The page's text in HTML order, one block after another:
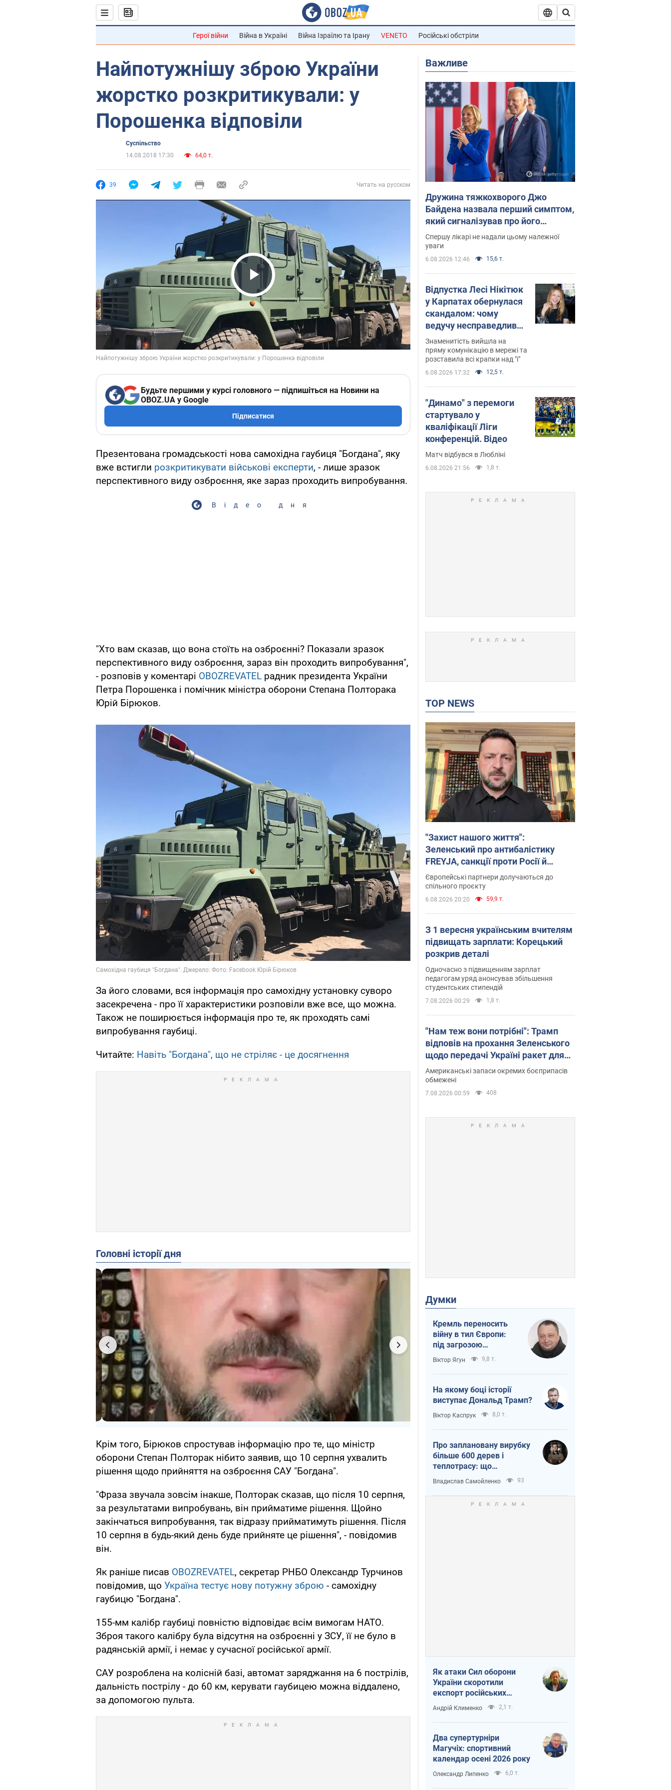
Герої війни Війна в Україні Війна Ізраїлю та Ірану VENETO Російські обстріли
Найпотужнішу зброю України
жорстко розкритикували: у
Порошенка відповіли
Суспільство
14.08.2018 17:30
64,0 т.
39 Читать на русском
Play Video
Будьте першими у курсі головного — підпишіться на Новини на
OBOZ.UA у Google
Підписатися
Презентована громадськості нова самохідна гаубиця "Богдана", яку
вже встигли розкритикувати військові експерти, - лише зразок
перспективного виду озброєння, яке зараз проходить випробування.
Відео дня
"Хто вам сказав, що вона стоїть на озброєнні? Показали зразок
перспективного виду озброєння, зараз він проходить випробування",
- розповів у коментарі OBOZREVATEL радник президента України
Петра Порошенка і помічник міністра оборони Степана Полторака
Юрій Бірюков.
За його словами, вся інформація про самохідну установку суворо
засекречена - про її характеристики розповіли вже все, що можна.
Також не поширюється інформація про те, як проходять самі
випробування гаубиці.
Читайте: Навіть "Богдана", що не стріляє - це досягнення
Головні історії дня
Крім того, Бірюков спростував інформацію про те, що міністр
оборони Степан Полторак нібито заявив, що 10 серпня ухвалить
рішення щодо прийняття на озброєння САУ "Богдана".
"Фраза звучала зовсім інакше, Полторак сказав, що після 10 серпня,
за результатами випробувань, він прийматиме рішення. Щойно
закінчаться випробування, так відразу прийматимуть рішення. Після
10 серпня в будь-який день буде прийняте це рішення", - повідомив
він.
Як раніше писав OBOZREVATEL, секретар РНБО Олександр Турчинов
повідомив, що Україна тестує нову потужну зброю - самохідну
гаубицю "Богдана".
155-мм калібр гаубиці повністю відповідає всім вимогам НАТО.
Зброя такого калібру була відсутня на озброєнні у ЗСУ, її не було в
радянській армії, і немає у сучасної російської армії.
САУ розроблена на колісній базі, автомат заряджання на 6 пострілів,
дальність пострілу - до 60 км, керувати гаубицею можна віддалено,
за допомогою пульта.
Важливе
Дружина тяжкохворого Джо
Байдена назвала перший симптом,
який сигналізував про його
"агресивний" рак
Спершу лікарі не надали цьому належної
уваги
6.08.2026 12:46 15,6 т.
Відпустка Лесі Нікітюк
у Карпатах обернулася
скандалом: чому
ведучу несправедливо
захейтили
Знаменитість вийшла на
пряму комунікацію в мережі та
розставила всі крапки над "і"
6.08.2026 17:32 12,5 т.
"Динамо" з перемоги
стартувало у
кваліфікації Ліги
конференцій. Відео
Матч відбувся в Любліні
6.08.2026 21:56 1,8 т.
TOP NEWS
"Захист нашого життя":
Зеленський про антибалістику
FREYJA, санкції проти Росії й
підтримку аграріїв. Відео
Європейські партнери долучаються до
спільного проєкту
6.08.2026 20:20 59,9 т.
З 1 вересня українським вчителям
підвищать зарплати: Корецький
розкрив деталі
Одночасно з підвищенням зарплат
педагогам уряд анонсував збільшення
студентських стипендій
7.08.2026 00:29 1,8 т.
"Нам теж вони потрібні": Трамп
відповів на прохання Зеленського
щодо передачі Україні ракет для
Patriot
Американські запаси окремих боєприпасів
обмежені
7.08.2026 00:59 408
Думки
Кремль переносить
війну в тил Європи:
під загрозою
критична логістика
Віктор Ягун 9,8 т.
На якому боці історії
виступає Дональд Трамп?
Віктор Каспрук 8,0 т.
Про заплановану вирубку
більше 600 дерев і
теплотрасу: що
відбувається на Теремках
у Києві
Владислав Самойленко 93
Як атаки Сил оборони
України скоротили
експорт російських
нафтопродуктів
Андрій Клименко 2,1 т.
Два супертурніри
Магучіх: спортивний
календар осені 2026 року
Олександр Липенко 6,0 т.